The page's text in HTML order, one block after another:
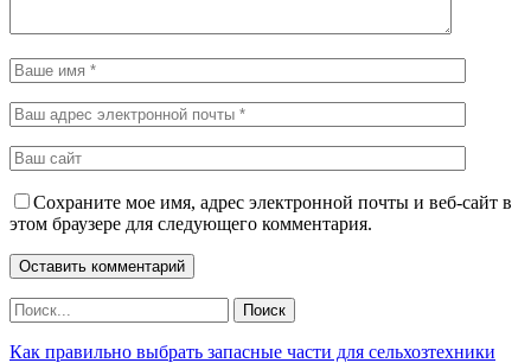
Сохраните мое имя, адрес электронной почты и веб-сайт в
этом браузере для следующего комментария.
Как правильно выбрать запасные части для сельхозтехники